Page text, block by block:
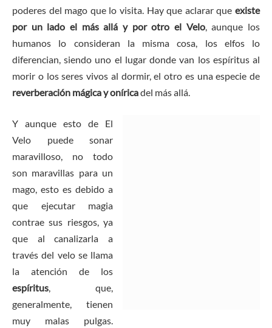
poderes del mago que lo visita. Hay que aclarar que existe
por un lado el más allá y por otro el Velo, aunque los
humanos lo consideran la misma cosa, los elfos lo
diferencian, siendo uno el lugar donde van los espíritus al
morir o los seres vivos al dormir, el otro es una especie de
reverberación mágica y oníricadel más allá.
Y aunque esto de El
Velo puede sonar
maravilloso, no todo
son maravillas para un
mago, esto es debido a
que ejecutar magia
contrae sus riesgos, ya
que al canalizarla a
través del velo se llama
la atención de los
espíritus, que,
generalmente, tienen
muy malas pulgas.